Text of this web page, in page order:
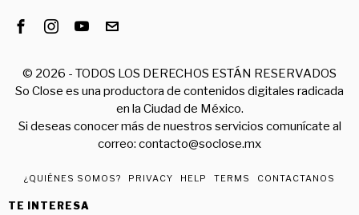
© 2026 - TODOS LOS DERECHOS ESTÁN RESERVADOS
So Close es una productora de contenidos digitales radicada
en la Ciudad de México.
Si deseas conocer más de nuestros servicios comunícate al
correo: contacto@soclose.mx
¿QUIÉNES SOMOS? PRIVACY HELP TERMS CONTACTANOS
TE INTERESA